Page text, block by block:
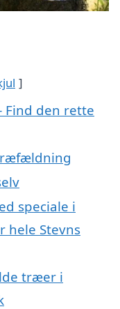
den rette
speciale i
Stevns
træer i